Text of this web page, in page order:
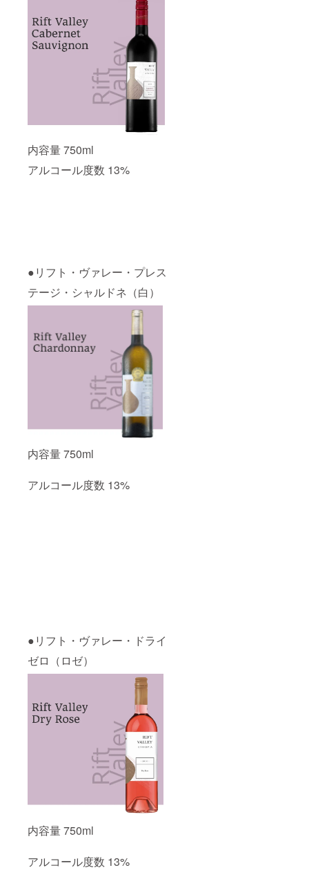
内容量 750ml
アルコール度数 13%
●リフト・ヴァレー・プレス
テージ・シャルドネ（白）
内容量 750ml
アルコール度数 13%
●リフト・ヴァレー・ドライ
ゼロ（ロゼ）
内容量 750ml
アルコール度数 13%